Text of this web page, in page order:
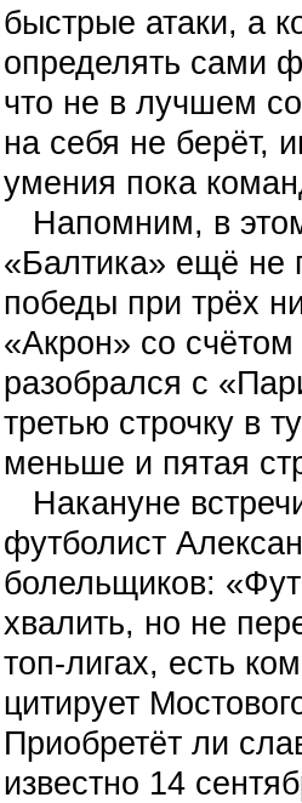
быстрые атаки, а
определять сами
что не в лучшем
на себя не берёт,
умения пока
Напомним, в
«Балтика» ещё не
победы при трёх
«Акрон» со
разобрался с
третью строчку в
меньше и пятая
Накануне
футболист
болельщиков:
хвалить, но не
топ-лигах, есть
цитирует
Приобретёт ли
известно 14